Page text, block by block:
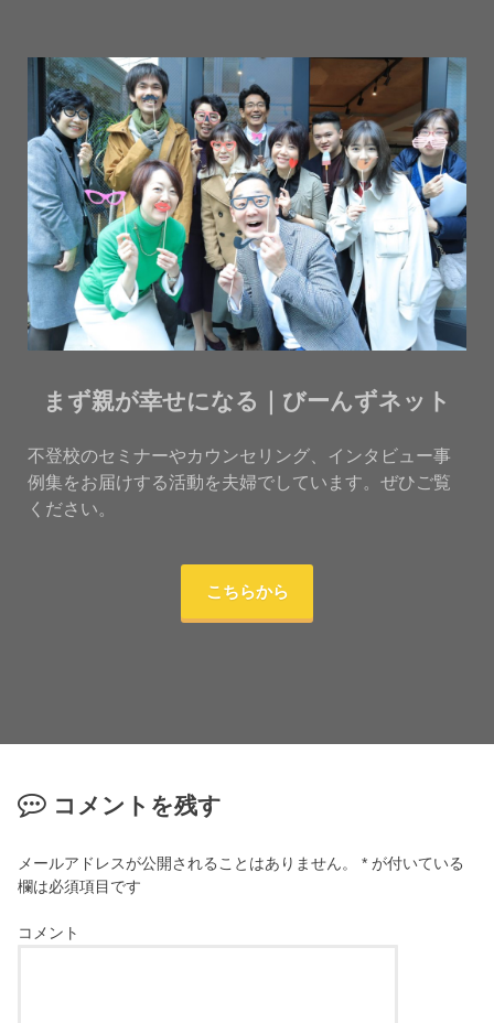
まず親が幸せになる｜びーんずネット
不登校のセミナーやカウンセリング、インタビュー事
例集をお届けする活動を夫婦でしています。ぜひご覧
ください。
こちらから
コメントを残す
メールアドレスが公開されることはありません。 * が付いている
欄は必須項目です
コメント